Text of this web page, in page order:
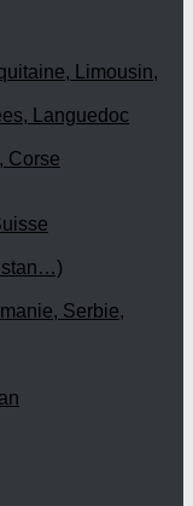
Limousin,
Languedoc
Corse
Serbie,